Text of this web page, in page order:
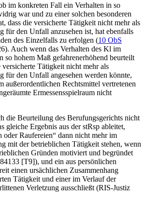
im konkreten Fall ein Verhalten in so
war und zu einer solchen besonderen
dass die versicherte Tätigkeit nicht mehr als
für den Unfall anzusehen ist, hat ebenfalls
des Einzelfalls zu erfolgen (10 ObS
Auch wenn das Verhalten des Kl im
so hohem Maß gefahrenerhöhend beurteilt
Tätigkeit nicht mehr als
für den Unfall angesehen werden könnte,
außerordentlichen Rechtsmittel vertretenen
Ermessensspielraum nicht
die Beurteilung des Berufungsgerichts nicht
gleiche Ergebnis aus der stRsp ableitet,
oder Raufereien“ dann nicht mehr im
mit der betrieblichen Tätigkeit stehen, wenn
Gründen motiviert und begründet
[T9]), und ein aus persönlichen
einen ursächlichen Zusammenhang
Tätigkeit und einer im Verlauf der
Verletzung ausschließt (RIS-Justiz